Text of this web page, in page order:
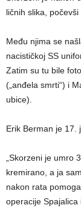
ličnih slika,
Među njima se
nacističkoj SS
Zatim su tu bile
(„anđela smrti“) i
ubice).
Erik Berman je 17.
„Skorzeni je umro
kremirano, a ja
nakon rata
operacije Spajalica